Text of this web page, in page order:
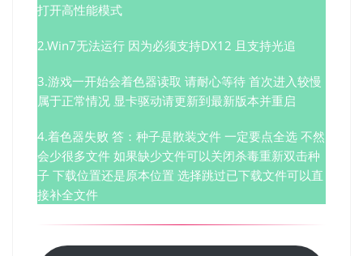
打开高性能模式
2.Win7无法运行 因为必须支持DX12 且支持光追
3.游戏一开始会着色器读取 请耐心等待 首次进入较慢
属于正常情况 显卡驱动请更新到最新版本并重启
4.着色器失败 答：种子是散装文件 一定要点全选 不然
会少很多文件 如果缺少文件可以关闭杀毒重新双击种
子 下载位置还是原本位置 选择跳过已下载文件可以直
接补全文件